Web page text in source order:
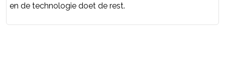
en de technologie doet de rest.